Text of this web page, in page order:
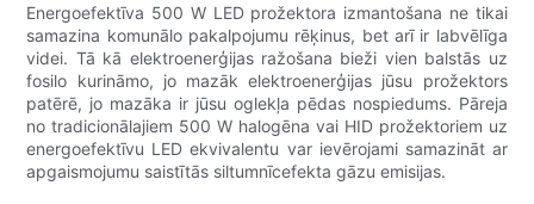
Energoefektīva 500 W LED prožektora izmantošana ne tikai
samazina komunālo pakalpojumu rēķinus, bet arī ir labvēlīga
videi. Tā kā elektroenerģijas ražošana bieži vien balstās uz
fosilo kurināmo, jo mazāk elektroenerģijas jūsu prožektors
patērē, jo mazāka ir jūsu oglekļa pēdas nospiedums. Pāreja
no tradicionālajiem 500 W halogēna vai HID prožektoriem uz
energoefektīvu LED ekvivalentu var ievērojami samazināt ar
apgaismojumu saistītās siltumnīcefekta gāzu emisijas.